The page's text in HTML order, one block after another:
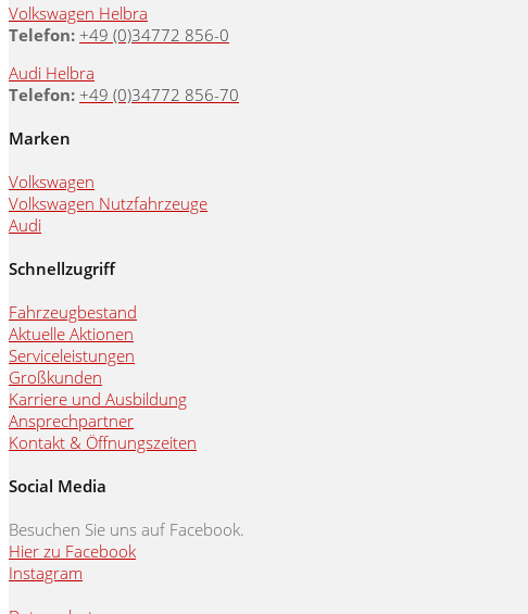
Volkswagen Helbra
Telefon: +49 (0)34772 856-0
Audi Helbra
Telefon: +49 (0)34772 856-70
Marken
Volkswagen
Volkswagen Nutzfahrzeuge
Audi
Schnellzugriff
Fahrzeugbestand
Aktuelle Aktionen
Serviceleistungen
Großkunden
Karriere und Ausbildung
Ansprechpartner
Kontakt & Öffnungszeiten
Social Media
Besuchen Sie uns auf Facebook.
Hier zu Facebook
Instagram